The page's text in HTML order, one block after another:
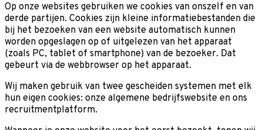
Op onze websites gebruiken we cookies van onszelf en van
derde partijen. Cookies zijn kleine informatiebestanden die
bij het bezoeken van een website automatisch kunnen
worden opgeslagen op of uitgelezen van het apparaat
(zoals PC, tablet of smartphone) van de bezoeker. Dat
gebeurt via de webbrowser op het apparaat.
Wij maken gebruik van twee gescheiden systemen met elk
hun eigen cookies: onze algemene bedrijfswebsite en ons
recruitmentplatform.